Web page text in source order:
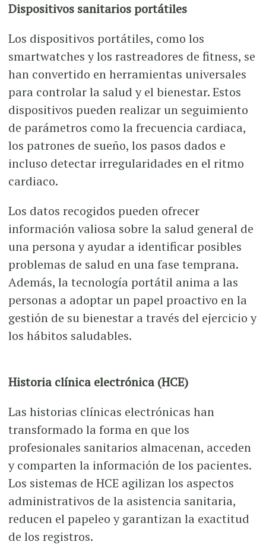
Dispositivos sanitarios portátiles
Los dispositivos portátiles, como los
smartwatches y los rastreadores de fitness, se
han convertido en herramientas universales
para controlar la salud y el bienestar. Estos
dispositivos pueden realizar un seguimiento
de parámetros como la frecuencia cardiaca,
los patrones de sueño, los pasos dados e
incluso detectar irregularidades en el ritmo
cardiaco.
Los datos recogidos pueden ofrecer
información valiosa sobre la salud general de
una persona y ayudar a identificar posibles
problemas de salud en una fase temprana.
Además, la tecnología portátil anima a las
personas a adoptar un papel proactivo en la
gestión de su bienestar a través del ejercicio y
los hábitos saludables.
Historia clínica electrónica (HCE)
Las historias clínicas electrónicas han
transformado la forma en que los
profesionales sanitarios almacenan, acceden
y comparten la información de los pacientes.
Los sistemas de HCE agilizan los aspectos
administrativos de la asistencia sanitaria,
reducen el papeleo y garantizan la exactitud
de los registros.